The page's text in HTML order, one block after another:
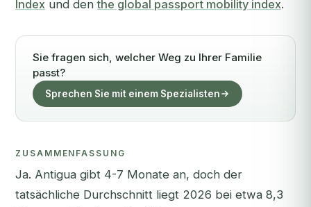
Index und denthe global passport mobility index.
Sie fragen sich, welcher Weg zu Ihrer Familie
passt?
Sprechen Sie mit einem Spezialisten
ZUSAMMENFASSUNG
Ja. Antigua gibt 4-7 Monate an, doch der
tatsächliche Durchschnitt liegt 2026 bei etwa 8,3